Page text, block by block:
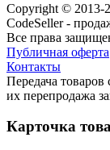
Copyright © 2013-
CodeSeller -
Все права
Публичная оферта
Контакты
Передача товаров
их перепродажа
Карточка